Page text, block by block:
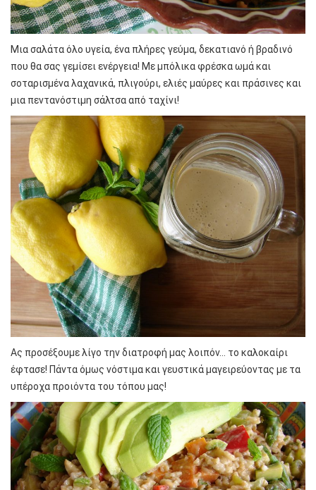
Μια σαλάτα όλο υγεία, ένα πλήρες γεύμα, δεκατιανό ή βραδινό
που θα σας γεμίσει ενέργεια! Με μπόλικα φρέσκα ωμά και
σοταρισμένα λαχανικά, πλιγούρι, ελιές μαύρες και πράσινες και
μια πεντανόστιμη σάλτσα από ταχίνι!
Ας προσέξουμε λίγο την διατροφή μας λοιπόν… το καλοκαίρι
έφτασε! Πάντα όμως νόστιμα και γευστικά μαγειρεύοντας με τα
υπέροχα προιόντα του τόπου μας!